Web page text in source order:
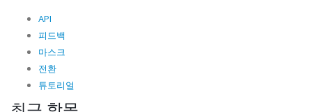
API
피드백
마스크
전환
튜토리얼